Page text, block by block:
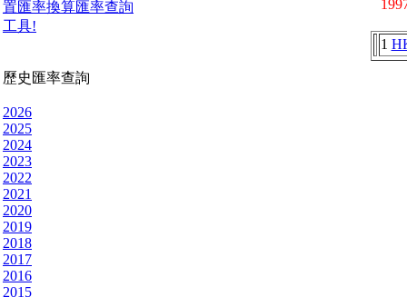
置匯率換算匯率查詢
工具!
歷史匯率查詢
2026
2025
2024
2023
2022
2021
2020
2019
2018
2017
2016
2015
1